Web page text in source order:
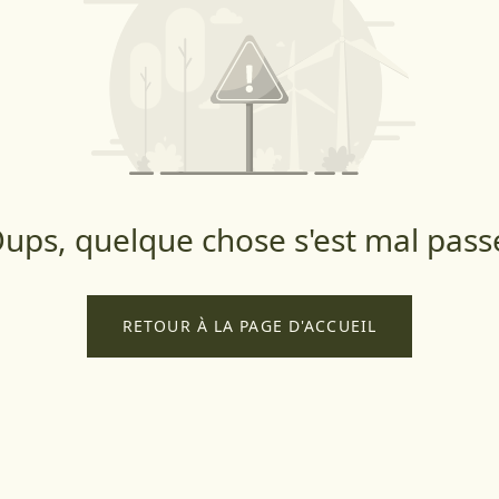
quelque chose s'est mal
RETOUR À LA PAGE D'ACCUEIL